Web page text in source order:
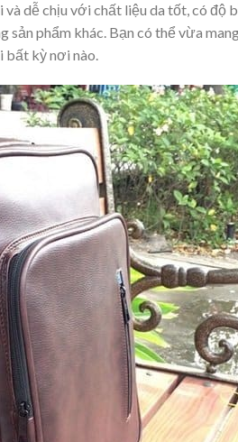
dễ chịu với chất liệu da tốt, có độ
phẩm khác. Bạn có thể vừa
bất kỳ nơi nào.